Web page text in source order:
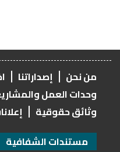
من نحن إصداراتنا
وحدات العمل
وثائق حقوقية
مستندات الشفافية